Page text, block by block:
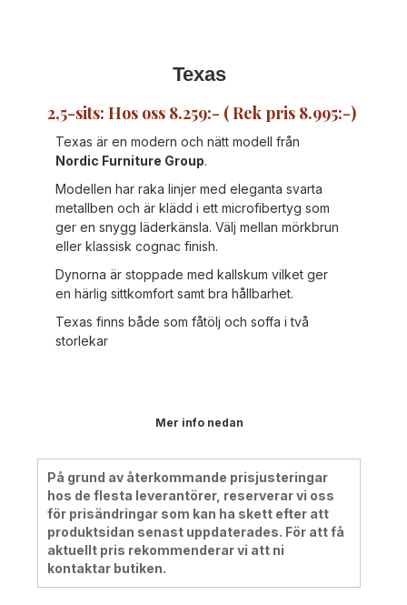
Texas
2,5-sits: Hos oss 8.259:- ( Rek pris 8.995:-) ‍
Texas är en modern och nätt modell från
Nordic Furniture Group.
Modellen har raka linjer med eleganta svarta
metallben och är klädd i ett microfibertyg som
ger en snygg läderkänsla. Välj mellan mörkbrun
eller klassisk cognac finish.
Dynorna är stoppade med kallskum vilket ger
en härlig sittkomfort samt bra hållbarhet.
Texas finns både som fåtölj och soffa i två
storlekar
Mer info nedan
På grund av återkommande prisjusteringar
hos de flesta leverantörer, reserverar vi oss
för prisändringar som kan ha skett efter att
produktsidan senast uppdaterades. För att få
aktuellt pris rekommenderar vi att ni
kontaktar butiken.